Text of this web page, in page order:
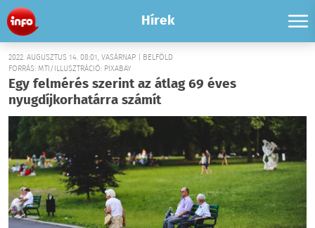
Hírek
2022. AUGUSZTUS 14. 08:01, VASÁRNAP | BELFÖLD
FORRÁS: MTI/ILLUSZTRÁCIÓ: PIXABAY
Egy felmérés szerint az átlag 69 éves
nyugdíjkorhatárra számít